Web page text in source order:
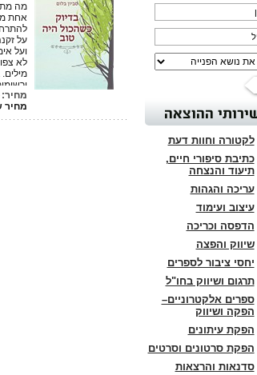
ההוצאה
לקטורה וחוות דעת
כתיבת סיפורי חיים,
תיעוד והנצחה
עריכה והגהות
עיצוב ועימוד
הדפסה וכריכה
שיווק והפצה
יחסי ציבור לספרים
תרגום ושיווק בחו"ל
ספרים אלקטרוניים–
הפקה ושיווק
הפקת עיתונים
הפקת סרטונים וסרטים
סדנאות והרצאות
מה
אחת
על
ועל
לא
מתוק
מחיר:
מחיר